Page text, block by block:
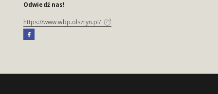
Odwiedź nas!
https://www.wbp.olsztyn.pl/